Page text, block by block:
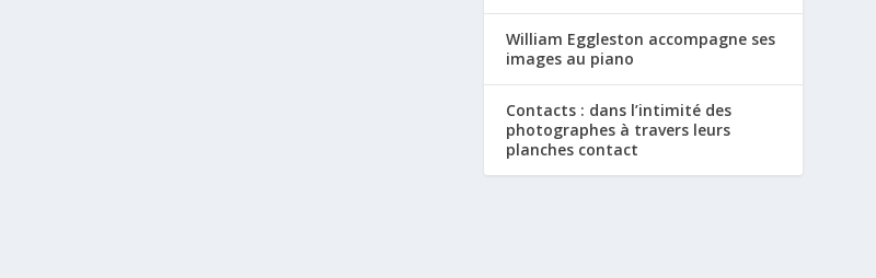
William Eggleston accompagne ses
images au piano
Contacts : dans l’intimité des
photographes à travers leurs
planches contact